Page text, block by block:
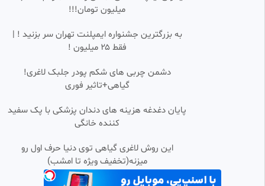
میلیون تومان!!!
به بزرگترین جشنواره ایمپلنت تهران سر بزنید ! |
فقط ۲۵ میلیون !
دشمن چربی های شکم پودر جلبک لاغری!
گیاهی+تاثیر فوری
پایان دغدغه هزینه های دندان پزشکی با پک سفید
کننده خانگی
این روش لاغری گیاهی توی دنیا حرف اول رو
میزنه(تخفیف ویژه تا امشب)